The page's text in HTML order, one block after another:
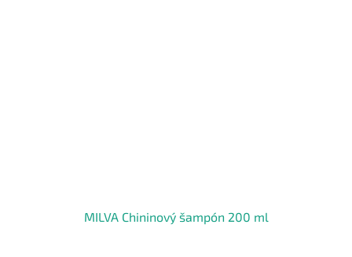
MILVA Chininový šampón 200 ml